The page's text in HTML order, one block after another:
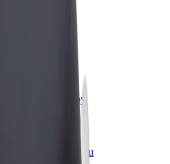
si tržby
partner
a zvyšte si tržby
pro vaši firmu